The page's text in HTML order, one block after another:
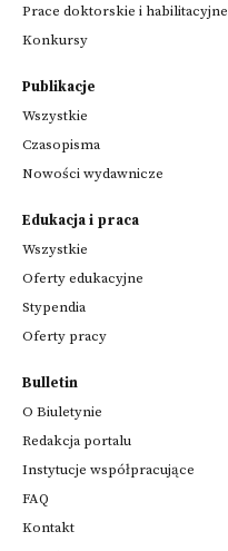
Prace doktorskie i habilitacyjne
Konkursy
Publikacje
Wszystkie
Czasopisma
Nowości wydawnicze
Edukacja i praca
Wszystkie
Oferty edukacyjne
Stypendia
Oferty pracy
Bulletin
O Biuletynie
Redakcja portalu
Instytucje współpracujące
FAQ
Kontakt